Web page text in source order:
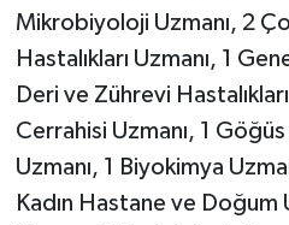
Mikrobiyoloji Uzmanı, 2
Hastalıkları Uzmanı, 1
Deri ve Zührevi
Cerrahisi Uzmanı, 1
Uzmanı, 1 Biyokimya
Kadın Hastane ve Doğum